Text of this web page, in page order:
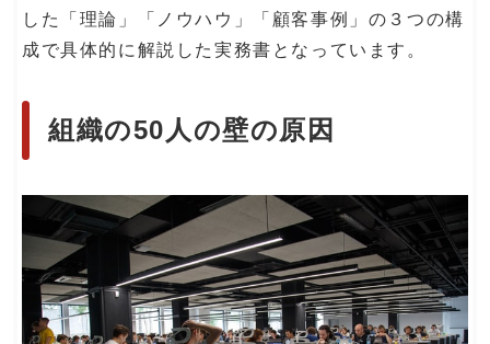
した「理論」「ノウハウ」「顧客事例」の３つの構
成で具体的に解説した実務書となっています。
組織の50人の壁の原因